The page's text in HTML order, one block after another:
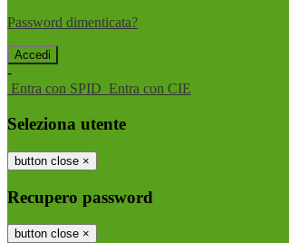
Password dimenticata?
-
Entra con SPID Entra con CIE
Seleziona utente
button close ×
Recupero password
button close ×